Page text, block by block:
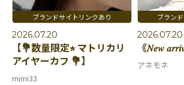
2026.07.20
【💐数量限定⭐︎ マトリカリ
アイヤーカフ 💐】
mimi33
2026.07.20
《𝑁𝑒𝑤
アネモネ